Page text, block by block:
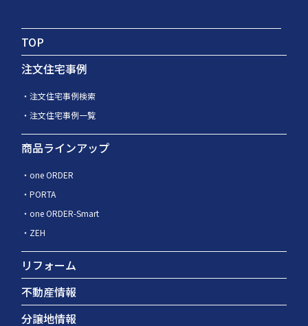
TOP
注文住宅事例
注文住宅事例検索
注文住宅事例一覧
商品ラインアップ
one ORDER
PORTA
one ORDER-Smart
ZEH
リフォーム
不動産情報
分譲地情報